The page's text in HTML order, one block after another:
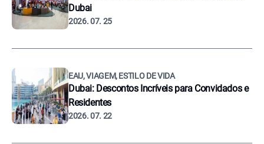
Dubai
2026. 07. 25
EAU, VIAGEM, ESTILO DE VIDA
Dubai: Descontos Incríveis para Convidados e
Residentes
2026. 07. 22